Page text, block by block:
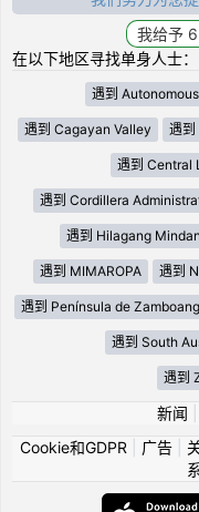
在以下地区寻找单身人士
遇到
遇到 Cagayan Valley 遇
遇到 Central
遇到 Cordillera
遇到 Hilagang
遇到 MIMAROPA 遇到
遇到 Península de
遇到 South
遇到
新闻
Cookie和GDPR
广告|